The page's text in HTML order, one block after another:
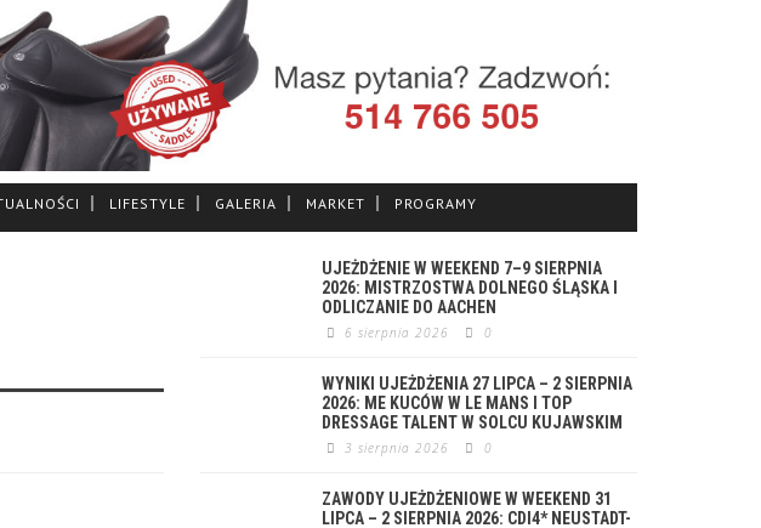
LIFESTYLE GALERIA MARKET PROGRAMY
UJEŻDŻENIE W WEEKEND 7–9 SIERPNIA
2026: MISTRZOSTWA DOLNEGO ŚLĄSKA I
ODLICZANIE DO AACHEN
6 sierpnia 2026 0
WYNIKI UJEŻDŻENIA 27 LIPCA – 2 SIERPNIA
2026: ME KUCÓW W LE MANS I TOP
DRESSAGE TALENT W SOLCU KUJAWSKIM
3 sierpnia 2026 0
ZAWODY UJEŻDŻENIOWE W WEEKEND 31
LIPCA – 2 SIERPNIA 2026: CDI4* NEUSTADT-